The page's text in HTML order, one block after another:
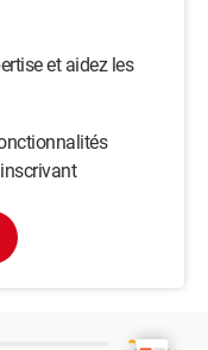
et aidez les